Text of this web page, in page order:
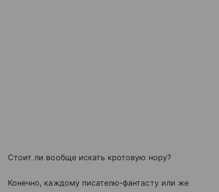
Стоит ли вообще искать кротовую нору?
Конечно, каждому писателю-фантасту или же